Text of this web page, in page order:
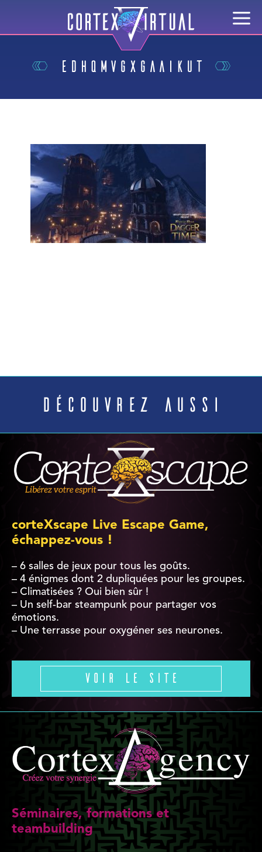
EdHqmVgXgAAIKUt
Découvrez aussi
corteXscape Live Escape Game,
échappez-vous !
– 6 salles de jeux pour tous les goûts.
– 4 énigmes dont 2 dupliquées pour les groupes.
– Climatisées ? Oui bien sûr !
– Un self-bar steampunk pour partager vos
émotions.
– Une terrasse pour oxygéner ses neurones.
Voir le site
Séminaires, formations et
teambuilding